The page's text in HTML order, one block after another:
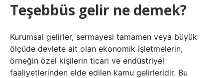
Teşebbüs gelir ne demek?
Kurumsal gelirler, sermayesi tamamen veya büyük
ölçüde devlete ait olan ekonomik işletmelerin,
örneğin özel kişilerin ticari ve endüstriyel
faaliyetlerinden elde edilen kamu gelirleridir. Bu